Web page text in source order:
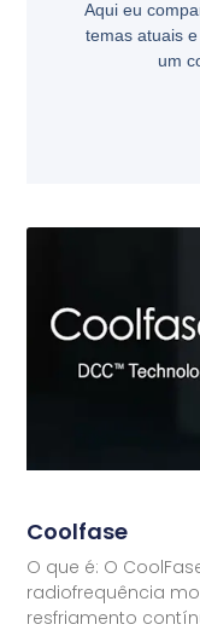
Aqui eu
temas atuais
um
Coolfase
O que é: O
radiofrequência
resfriamento